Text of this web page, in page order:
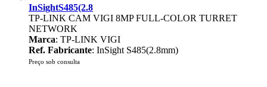
InSightS485(2.8
TP-LINK CAM VIGI 8MP FULL-COLOR TURRET
NETWORK
Marca: TP-LINK VIGI
Ref. Fabricante: InSight S485(2.8mm)
Preço sob consulta